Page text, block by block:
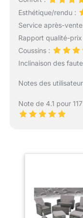
Esthétique/rendu :
Service après-
Rapport qualité-prix
Coussins :
Inclinaison des
Notes des
Note de 4.1 pour